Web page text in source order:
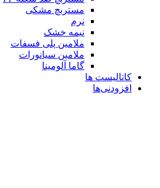
مستربچ مشکی
نرم
نیمه خشک
ملامین پلی فسفات
ملامین سیانورات
گاما آلومینا
کاتالیست ها
افزودنی‌ها